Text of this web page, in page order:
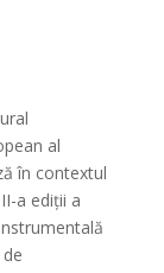
al
în contextul
a ediții a